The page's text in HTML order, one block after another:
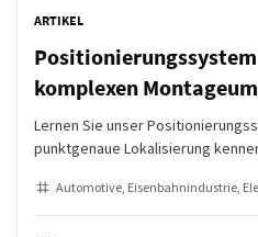
ARTIKEL
komplexen
Lernen Sie unser
punktgenaue Lokalisierung
Automotive Eisenbahnindustrie